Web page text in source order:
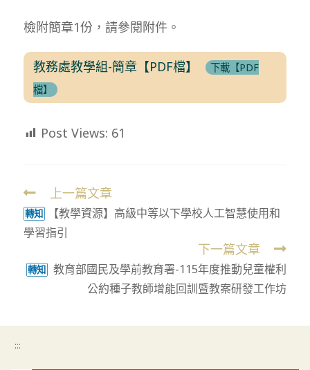
檢附簡章1份，請參閱附件。
教務處教學組-簡章【PDF檔】
下載【PDF
檔】
Post Views: 61
Read
more
articles
上一篇文章
轉知
【教學資源】高級中等以下學校人工智慧使用和
學習指引
下一篇文章
轉知
教育部國民及學前教育署-115年度推動兒童權利
公約種子教師增能回訓暨教案研發工作坊
:::